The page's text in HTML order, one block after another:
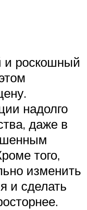
и роскошный
надолго
даже в
того,
изменить
и сделать